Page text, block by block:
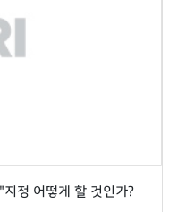
정 어떻게 할 것인가?